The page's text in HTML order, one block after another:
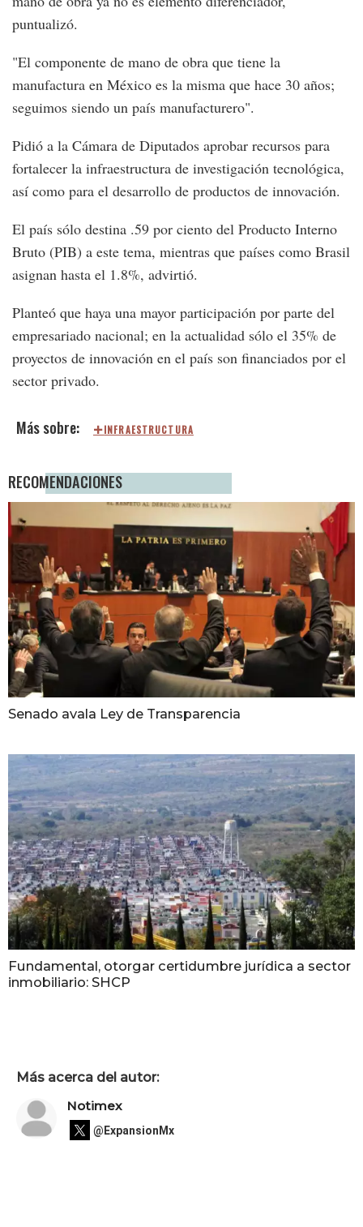
puntualizó.
"El componente de mano de obra que tiene la
manufactura en México es la misma que hace 30 años;
seguimos siendo un país manufacturero".
Pidió a la Cámara de Diputados aprobar recursos para
fortalecer la infraestructura de investigación tecnológica,
así como para el desarrollo de productos de innovación.
El país sólo destina .59 por ciento del Producto Interno
Bruto (PIB) a este tema, mientras que países como Brasil
asignan hasta el 1.8%, advirtió.
Planteó que haya una mayor participación por parte del
empresariado nacional; en la actualidad sólo el 35% de
proyectos de innovación en el país son financiados por el
sector privado.
INFRAESTRUCTURA
RECOMENDACIONES
Senado avala Ley de Transparencia
Fundamental, otorgar certidumbre jurídica a sector
inmobiliario: SHCP
Más acerca del autor:
Notimex
@ExpansionMx